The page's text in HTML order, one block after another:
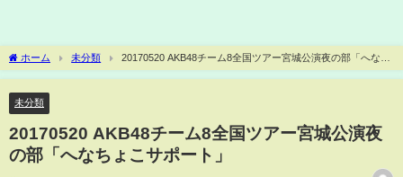
ホーム 未分類
20170520 AKB48チーム8全国ツアー宮城公演夜の部「へなち
ょこサポート」
未分類
20170520 AKB48チーム8全国ツアー宮城公演夜
の部「へなちょこサポート」